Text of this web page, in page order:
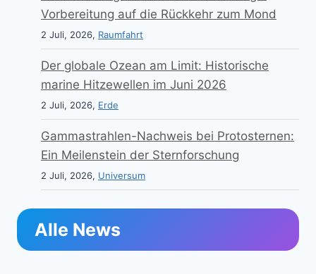
Vorbereitung auf die Rückkehr zum Mond
2 Juli, 2026, Raumfahrt
Der globale Ozean am Limit: Historische
marine Hitzewellen im Juni 2026
2 Juli, 2026, Erde
Gammastrahlen-Nachweis bei Protosternen:
Ein Meilenstein der Sternforschung
2 Juli, 2026, Universum
Alle News